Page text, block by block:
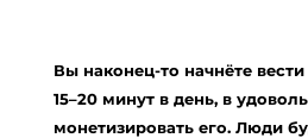
Обязательные поля
Вы наконец-то начнёте вести
15–20 минут в день, в
монетизировать его. Люди